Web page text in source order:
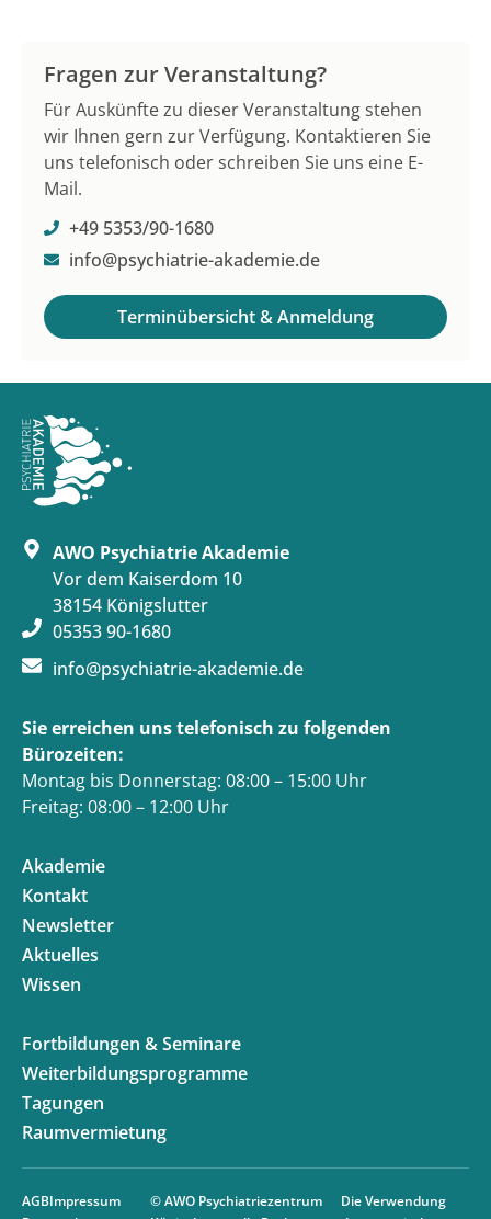
Fragen zur Veranstaltung?
Für Auskünfte zu dieser Veranstaltung stehen
wir Ihnen gern zur Verfügung. Kontaktieren Sie
uns telefonisch oder schreiben Sie uns eine E-
Mail.
+49 5353/90-1680
info@psychiatrie-akademie.de
Terminübersicht & Anmeldung
AWO Psychiatrie Akademie
Vor dem Kaiserdom 10
38154 Königslutter
05353 90-1680
info@psychiatrie-akademie.de
Sie erreichen uns telefonisch zu folgenden
Bürozeiten:
Montag bis Donnerstag: 08:00 – 15:00 Uhr
Freitag: 08:00 – 12:00 Uhr
Akademie
Kontakt
Newsletter
Aktuelles
Wissen
Fortbildungen & Seminare
Weiterbildungsprogramme
Tagungen
Raumvermietung
© AWO Psychiatriezentrum
AGBImpressum
Die Verwendung